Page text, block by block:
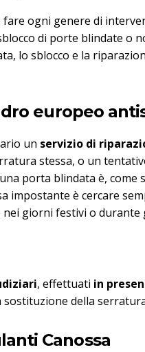
fare ogni genere di
di porte blindate o
lo sblocco e la
europeo
un servizio di
stessa, o un
porta blindata è,
impostante è cercare
nei giorni festivi o
, effettuati in
della
Canossa